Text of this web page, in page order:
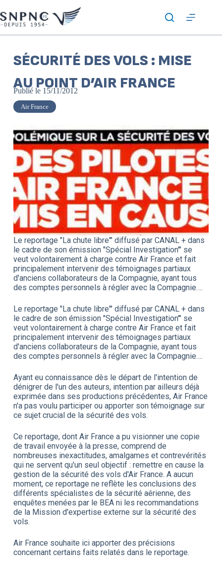
SÉCURITÉ DES VOLS : MISE
AU POINT D’AIR FRANCE
Publié le 15/11/2012
Air France
Le reportage "La chute libre'" diffusé par CANAL + dans
le cadre de son émission "Spécial Investigation'" se
veut volontairement à charge contre Air France et fait
principalement intervenir des témoignages partiaux
d'anciens collaborateurs de la Compagnie, ayant tous
des comptes personnels à régler avec la Compagnie….
Le reportage "La chute libre'" diffusé par CANAL + dans
le cadre de son émission "Spécial Investigation'" se
veut volontairement à charge contre Air France et fait
principalement intervenir des témoignages partiaux
d'anciens collaborateurs de la Compagnie, ayant tous
des comptes personnels à régler avec la Compagnie….
Ayant eu connaissance dès le départ de l'intention de
dénigrer de l'un des auteurs, intention par ailleurs déjà
exprimée dans ses productions précédentes, Air France
n'a pas voulu participer ou apporter son témoignage sur
ce sujet crucial de la sécurité des vols.
Ce reportage, dont Air France a pu visionner une copie
de travail envoyée à la presse, comprend de
nombreuses inexactitudes, amalgames et contrevérités
qui ne servent qu'un seul objectif : remettre en cause la
gestion de la sécurité des vols d'Air France. A aucun
moment, ce reportage ne reflète les conclusions des
différents spécialistes de la sécurité aérienne, des
enquêtes menées par le BEA ni les recommandations
de la Mission d'expertise externe sur la sécurité des
vols.
Air France souhaite ici apporter des précisions
concernant certains faits relatés dans le reportage.